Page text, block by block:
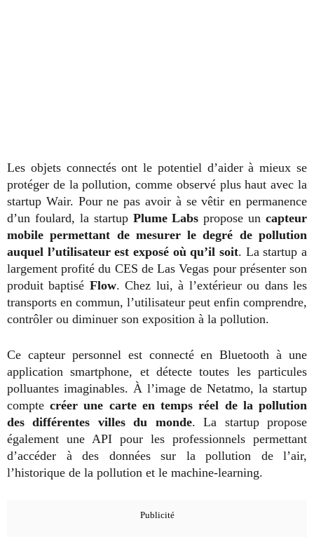
Les objets connectés ont le potentiel d’aider à mieux se
protéger de la pollution, comme observé plus haut avec la
startup Wair. Pour ne pas avoir à se vêtir en permanence
d’un foulard, la startupPlume Labs propose un capteur
mobile permettant de mesurer le degré de pollution
auquel l’utilisateur est exposé où qu’il soit. La startup a
largement profité du CES de Las Vegas pour présenter son
produit baptisé Flow. Chez lui, à l’extérieur ou dans les
transports en commun, l’utilisateur peut enfin comprendre,
contrôler ou diminuer son exposition à la pollution.
Ce capteur personnel est connecté en Bluetooth à une
application smartphone, et détecte toutes les particules
polluantes imaginables. À l’image de Netatmo, la startup
comptecréer une carte en temps réel de la pollution
des différentes villes du monde. La startup propose
également une API pour les professionnels permettant
d’accéder à des données sur la pollution de l’air,
l’historique de la pollution et le machine-learning.